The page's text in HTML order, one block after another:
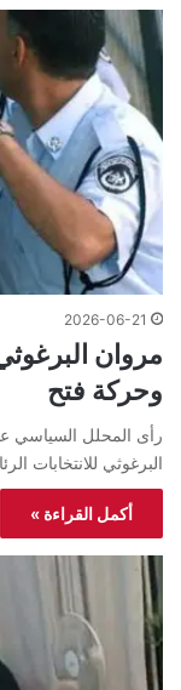
2026-06-21
مروان
وحركة فتح
رأى المحلل
البرغوثي للانتخابات
أكمل القراءة »